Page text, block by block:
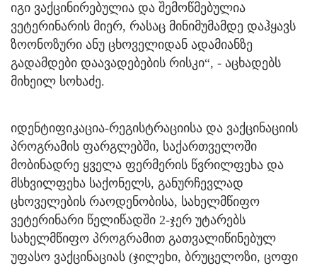
იგი ვაქცინირებულია და შემოწმებულია
ვეტერინარის მიერ, რასაც მინიმუმამდე დაჰყავს
ზოონოზური ანუ ცხოველიდან ადამიანზე
გადამდები დაავადებების რისკი“, - აცხადებს
მიხეილ სოხაძე.
იდენტიფიკაცია-რეგისტრაციისა და ვაქცინაციის
პროგრამის ფარგლებში, საქართველოში
მობინადრე ყველა ფერმერის წვრილფეხა და
მსხვილფეხა საქონელს, განურჩევლად
ცხოველების რაოდენობისა, სახელმწიფო
ვეტერინარი წელიწადში 2-ჯერ უტარებს
სახელმწიფო პროგრამით გათვალიწინებულ
უფასო ვაქცინაციას (ჯილეხი, ბრუცელოზი, ცოფი